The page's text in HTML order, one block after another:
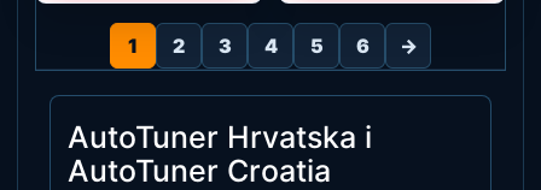
1 2 3 4 5 6 →
AutoTuner Hrvatska i
AutoTuner Croatia